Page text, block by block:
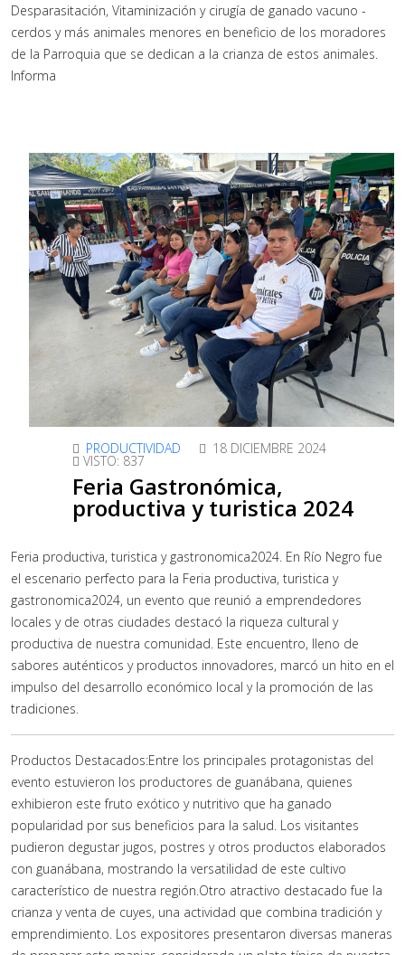
Desparasitación, Vitaminización y cirugía de ganado vacuno -
cerdos y más animales menores en beneficio de los moradores
de la Parroquia que se dedican a la crianza de estos animales.
Informa
PRODUCTIVIDAD 18 DICIEMBRE 2024
VISTO: 837
Feria Gastronómica,
productiva y turistica 2024
Feria productiva, turistica y gastronomica2024. En Río Negro fue
el escenario perfecto para la Feria productiva, turistica y
gastronomica2024, un evento que reunió a emprendedores
locales y de otras ciudades destacó la riqueza cultural y
productiva de nuestra comunidad. Este encuentro, lleno de
sabores auténticos y productos innovadores, marcó un hito en el
impulso del desarrollo económico local y la promoción de las
tradiciones.
Productos Destacados:Entre los principales protagonistas del
evento estuvieron los productores de guanábana, quienes
exhibieron este fruto exótico y nutritivo que ha ganado
popularidad por sus beneficios para la salud. Los visitantes
pudieron degustar jugos, postres y otros productos elaborados
con guanábana, mostrando la versatilidad de este cultivo
característico de nuestra región.Otro atractivo destacado fue la
crianza y venta de cuyes, una actividad que combina tradición y
emprendimiento. Los expositores presentaron diversas maneras